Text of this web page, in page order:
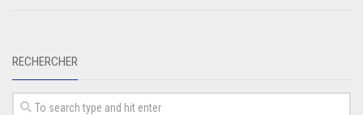
RECHERCHER